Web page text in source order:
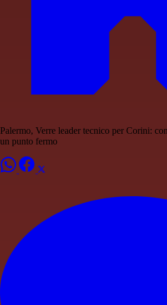
Palermo, Verre leader tecnico per Corini:
un punto fermo